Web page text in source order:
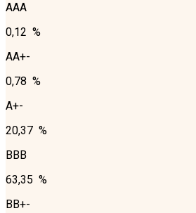
AAA
0,12 %
AA+-
0,78 %
A+-
20,37 %
BBB
63,35 %
BB+-